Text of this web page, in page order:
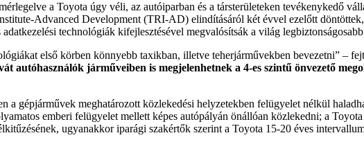
a Toyota úgy véli, az autóiparban és a társterületeken tevékenykedő
Advanced Development (TRI-AD) elindításáról két évvel ezelőtt
technológiák kifejlesztésével megvalósítsák a világ
első körben könnyebb taxikban, illetve teherjárművekben bevezetni” –
autóhasználók járműveiben is megjelenhetnek a 4-es szintű önvezető
a gépjárművek meghatározott közlekedési helyzetekben felügyelet nélkül
emberi felügyelet mellett képes autópályán önállóan közlekedni; a
ugyanakkor iparági szakértők szerint a Toyota 15-20 éves